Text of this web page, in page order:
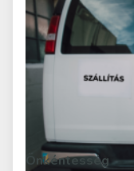
Önkéntesség